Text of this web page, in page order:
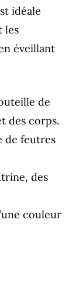
idéale
les
éveillant
de
des corps.
de feutres
des
couleur